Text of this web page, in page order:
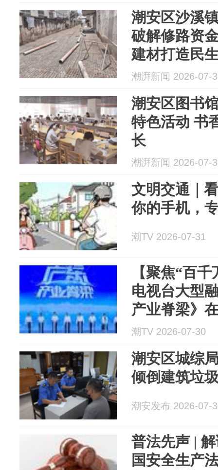
潮安区沙溪
破解修路资金难题 巧
建材打造民
潮湃新闻 2026-07-
潮安区图书
特色活动 书香润假期 阅读伴成
长
潮湃新闻 2026-07-
文明交通｜
你的手机，
潮TV 2026-07-31
【聚焦“百
电视台大型
产业脊梁》
潮TV 2026-07-30
潮安区城综
倾倒建筑垃
潮安发布 2026-07-
普法先声 |
国安全生产